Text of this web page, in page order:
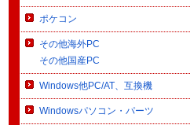
ポケコン
その他海外PC
その他国産PC
Windows他PC/AT、互換機
Windowsパソコン・パーツ